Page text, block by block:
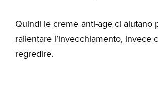
Quindi le creme anti-age ci aiutano
rallentare l’invecchiamento, invece
regredire.